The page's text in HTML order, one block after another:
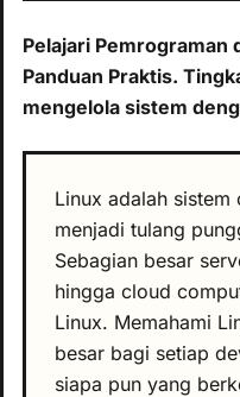
Pelajari Pemrograman
Panduan Praktis.
mengelola sistem
Linux adalah
menjadi tulang
Sebagian besar
hingga cloud
Linux. Memahami
besar bagi setiap
siapa pun yang